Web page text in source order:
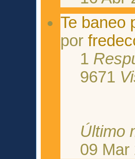
Te baneo
por
1
9671
Último
09 Mar